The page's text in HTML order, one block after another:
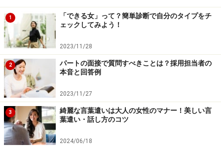
1
「できる女」って？簡単診断で自分のタイプをチ
ェックしてみよう！
2023/11/28
2
パートの面接で質問すべきことは？採用担当者の
本音と回答例
2023/11/27
3
綺麗な言葉遣いは大人の女性のマナー！美しい言
葉遣い・話し方のコツ
2024/06/18